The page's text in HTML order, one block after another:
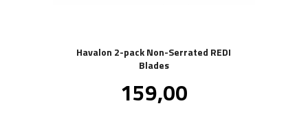
Havalon 2-pack Non-Serrated REDI
Blades
Pris
159,00